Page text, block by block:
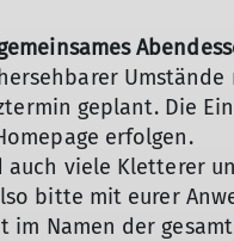
geplant. Die
erfolgen.
viele Kletterer
bitte mit eurer
im Namen der